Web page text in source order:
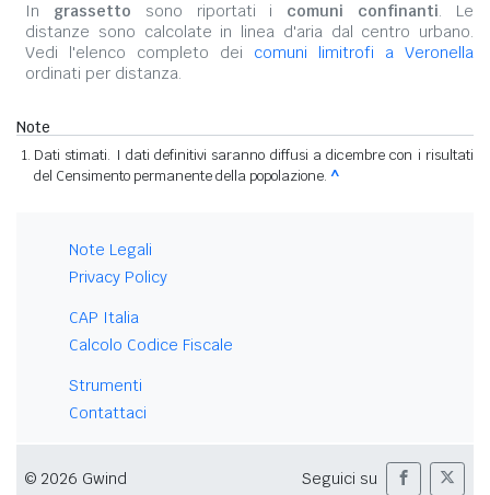
In grassetto sono riportati i comuni confinanti. Le
distanze sono calcolate in linea d'aria dal centro urbano.
Vedi l'elenco completo dei comuni limitrofi a Veronella
ordinati per distanza.
Note
Dati stimati. I dati definitivi saranno diffusi a dicembre con i risultati
del Censimento permanente della popolazione. ^
Note Legali
Privacy Policy
CAP Italia
Calcolo Codice Fiscale
Strumenti
Contattaci
© 2026 Gwind Seguici su